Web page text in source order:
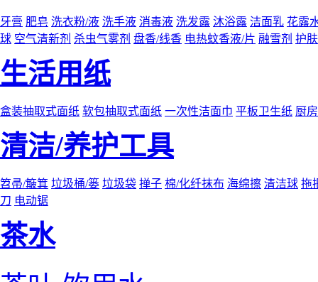
牙膏 肥皂 洗衣粉/液 洗手液 消毒液 洗发露 沐浴露 洁面乳 花露
球 空气清新剂 杀虫气雾剂 盘香/线香 电热蚊香液/片 融雪剂 护
生活用纸
盒装抽取式面纸 软包抽取式面纸 一次性洁面巾 平板卫生纸 厨
清洁/养护工具
笤帚/簸箕 垃圾桶/篓 垃圾袋 掸子 棉/化纤抹布 海绵擦 清洁球 拖
刀 电动锯
茶水